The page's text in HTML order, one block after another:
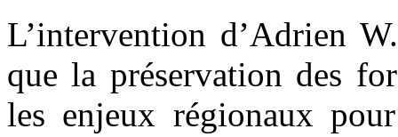
L’intervention d’Adrien
que la préservation des
les enjeux régionaux